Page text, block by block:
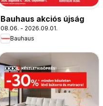
Bauhaus akciós újság
08.06. - 2026.09.01.
Bauhaus